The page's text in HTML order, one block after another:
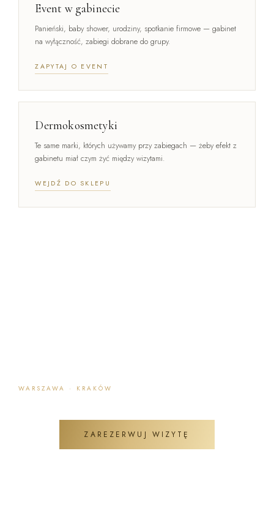
Event w gabinecie
Panieński, baby shower, urodziny, spotkanie firmowe — gabinet
na wyłączność, zabiegi dobrane do grupy.
ZAPYTAJ O EVENT
Dermokosmetyki
Te same marki, których używamy przy zabiegach — żeby efekt z
gabinetu miał czym żyć między wizytami.
WEJDŹ DO SKLEPU
WARSZAWA · KRAKÓW
ZAREZERWUJ WIZYTĘ